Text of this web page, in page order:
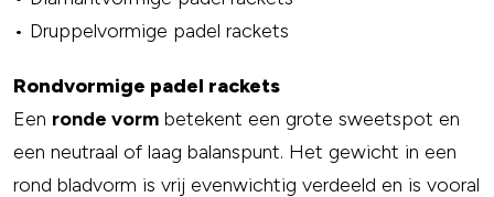
• Druppelvormige padel rackets
Rondvormige padel rackets
Een ronde vorm betekent een grote sweetspot en
een neutraal of laag balanspunt. Het gewicht in een
rond bladvorm is vrij evenwichtig verdeeld en is vooral